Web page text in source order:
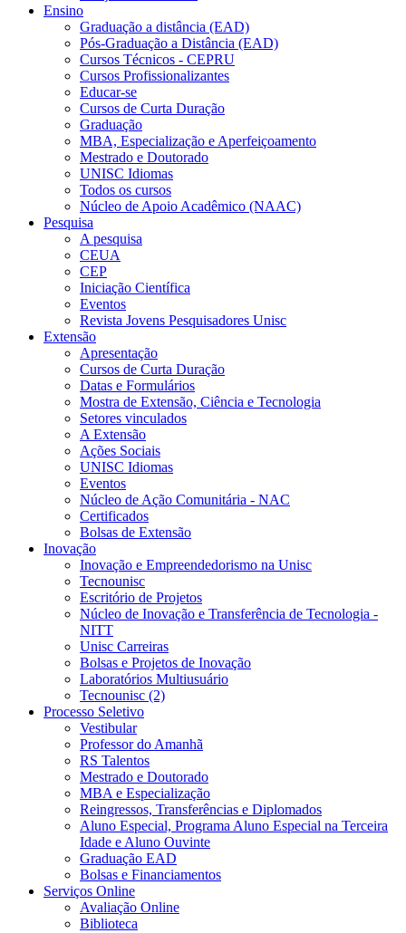
Ensino
Graduação a distância (EAD)
Pós-Graduação a Distância (EAD)
Cursos Técnicos - CEPRU
Cursos Profissionalizantes
Educar-se
Cursos de Curta Duração
Graduação
MBA, Especialização e Aperfeiçoamento
Mestrado e Doutorado
UNISC Idiomas
Todos os cursos
Núcleo de Apoio Acadêmico (NAAC)
Pesquisa
A pesquisa
CEUA
CEP
Iniciação Científica
Eventos
Revista Jovens Pesquisadores Unisc
Extensão
Apresentação
Cursos de Curta Duração
Datas e Formulários
Mostra de Extensão, Ciência e Tecnologia
Setores vinculados
A Extensão
Ações Sociais
UNISC Idiomas
Eventos
Núcleo de Ação Comunitária - NAC
Certificados
Bolsas de Extensão
Inovação
Inovação e Empreendedorismo na Unisc
Tecnounisc
Escritório de Projetos
Núcleo de Inovação e Transferência de Tecnologia -
NITT
Unisc Carreiras
Bolsas e Projetos de Inovação
Laboratórios Multiusuário
Tecnounisc (2)
Processo Seletivo
Vestibular
Professor do Amanhã
RS Talentos
Mestrado e Doutorado
MBA e Especialização
Reingressos, Transferências e Diplomados
Aluno Especial, Programa Aluno Especial na Terceira
Idade e Aluno Ouvinte
Graduação EAD
Bolsas e Financiamentos
Serviços Online
Avaliação Online
Biblioteca